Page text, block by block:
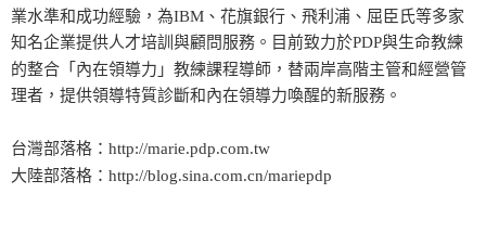
業水準和成功經驗，為IBM、花旗銀行、飛利浦、屈臣氏等多家
知名企業提供人才培訓與顧問服務。目前致力於PDP與生命教練
的整合「內在領導力」教練課程導師，替兩岸高階主管和經營管
理者，提供領導特質診斷和內在領導力喚醒的新服務。
台灣部落格：http://marie.pdp.com.tw
大陸部落格：http://blog.sina.com.cn/mariepdp